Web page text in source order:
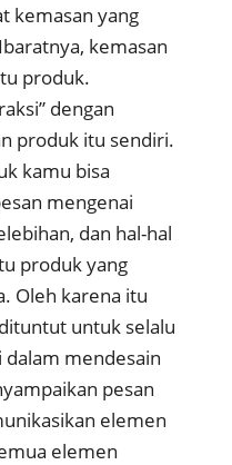
kemasan yang
kemasan
produk.
dengan
produk itu sendiri.
kamu bisa
mengenai
dan hal-hal
produk yang
Oleh karena itu
untuk selalu
mendesain
pesan
elemen
elemen